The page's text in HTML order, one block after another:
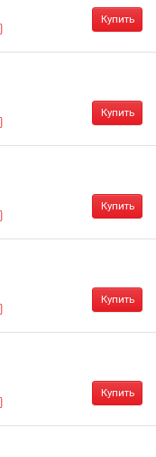
Купить
Купить
Купить
Купить
Купить